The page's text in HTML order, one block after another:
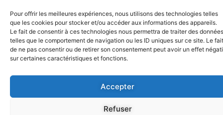
Pour offrir les meilleures expériences, nous utilisons des technologies telles
que les cookies pour stocker et/ou accéder aux informations des appareils.
Le fait de consentir à ces technologies nous permettra de traiter des données
telles que le comportement de navigation ou les ID uniques sur ce site. Le fait
de ne pas consentir ou de retirer son consentement peut avoir un effet
sur certaines caractéristiques et fonctions.
Accepter
Refuser
© 2026 FLO & CO. All Rights Reserved